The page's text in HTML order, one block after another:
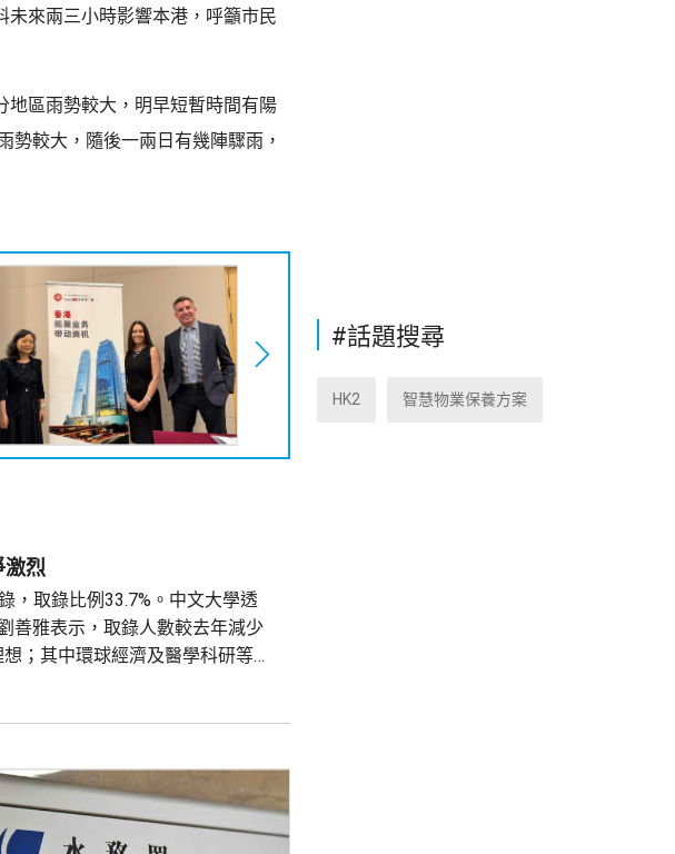
來兩三小時影響本港，呼籲市民
地區雨勢較大，明早短暫時間有陽
勢較大，隨後一兩日有幾陣驟雨，
烈
，取錄比例33.7%。中文大學透
善雅表示，取錄人數較去年減少
；其中環球經濟及醫學科研等專
融科技等行業，工程學的競爭
#話題搜尋
HK2 智慧物業保養方案